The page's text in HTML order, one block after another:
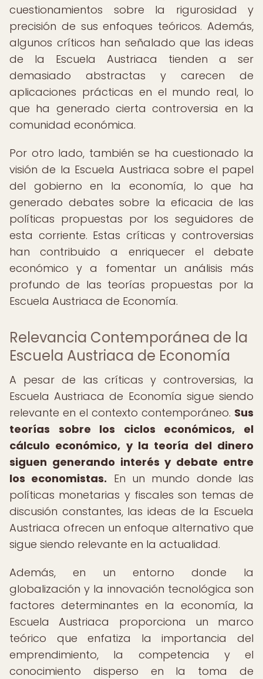
cuestionamientos sobre la rigurosidad y
precisión de sus enfoques teóricos. Además,
algunos críticos han señalado que las ideas
de la Escuela Austriaca tienden a ser
demasiado abstractas y carecen de
aplicaciones prácticas en el mundo real, lo
que ha generado cierta controversia en la
comunidad económica.
Por otro lado, también se ha cuestionado la
visión de la Escuela Austriaca sobre el papel
del gobierno en la economía, lo que ha
generado debates sobre la eficacia de las
políticas propuestas por los seguidores de
esta corriente. Estas críticas y controversias
han contribuido a enriquecer el debate
económico y a fomentar un análisis más
profundo de las teorías propuestas por la
Escuela Austriaca de Economía.
Relevancia Contemporánea de la
Escuela Austriaca de Economía
A pesar de las críticas y controversias, la
Escuela Austriaca de Economía sigue siendo
relevante en el contexto contemporáneo. Sus
teorías sobre los ciclos económicos, el
cálculo económico, y la teoría del dinero
siguen generando interés y debate entre
los economistas. En un mundo donde las
políticas monetarias y fiscales son temas de
discusión constantes, las ideas de la Escuela
Austriaca ofrecen un enfoque alternativo que
sigue siendo relevante en la actualidad.
Además, en un entorno donde la
globalización y la innovación tecnológica son
factores determinantes en la economía, la
Escuela Austriaca proporciona un marco
teórico que enfatiza la importancia del
emprendimiento, la competencia y el
conocimiento disperso en la toma de